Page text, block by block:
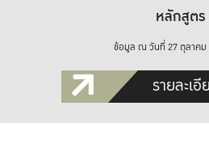
หลักสูตร
ข้อมูล ณ วันที่ 27 ตุลาคม
รายละเ